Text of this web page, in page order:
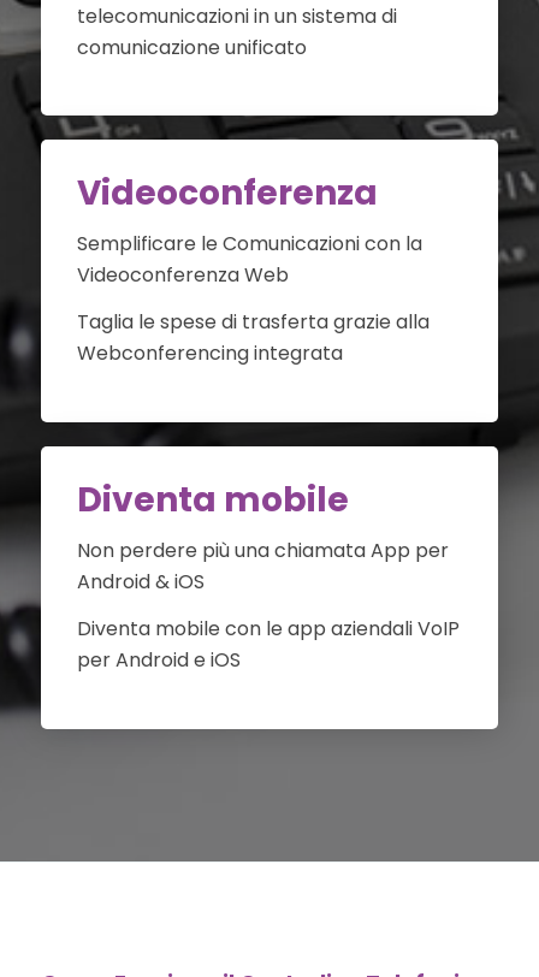
telecomunicazioni in un sistema di
comunicazione unificato
Videoconferenza
Semplificare le Comunicazioni con la
Videoconferenza Web
Taglia le spese di trasferta grazie alla
Webconferencing integrata
Diventa mobile
Non perdere più una chiamata App per
Android & iOS
Diventa mobile con le app aziendali VoIP
per Android e iOS